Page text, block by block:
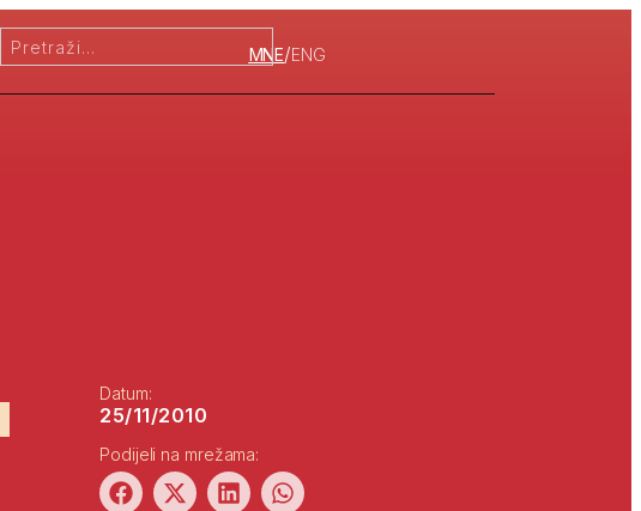
MNE/ENG
Datum:
25/11/2010
Podijeli na mrežama: